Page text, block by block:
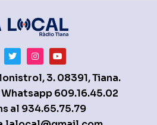
3. 08391, Tiana.
609.16.45.02
al 934.65.75.79